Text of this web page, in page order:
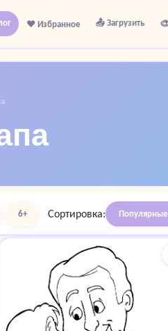
❤️ Избранное 📤 Загрузить
6+ Сортировка: Популярные